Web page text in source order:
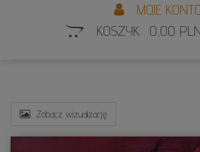
MOJE
KOSZYK: 0,00
Zobacz wizualizację